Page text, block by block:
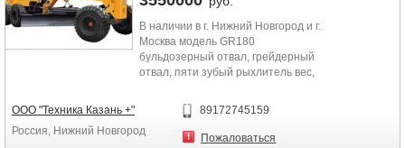
В наличии в г. Нижний Новгород и г.
Москва модель GR180
бульдозерный отвал, грейдерный
отвал, пяти зубый рыхлитель вес,
ООО "Техника Казань +"
Россия, Нижний Новгород
89172745159
Пожаловаться